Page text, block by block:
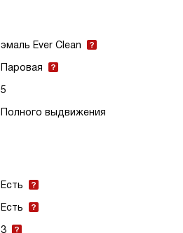
эмаль Ever Clean
Паровая
5
Полного выдвижения
Есть
Есть
3